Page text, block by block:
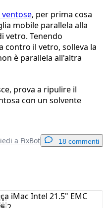
, per prima cosa
mobile parallela alla
vetro. Tenendo
contro il vetro, solleva la
è parallela all'altra
prova a ripulire il
con un solvente
a FixBot 18 commenti